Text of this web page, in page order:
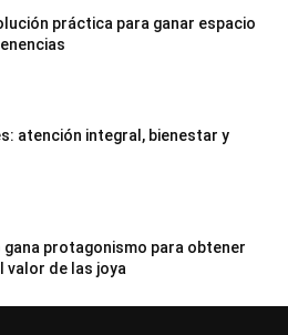
práctica para ganar espacio
atención integral, bienestar y
gana protagonismo para obtener
valor de las joya